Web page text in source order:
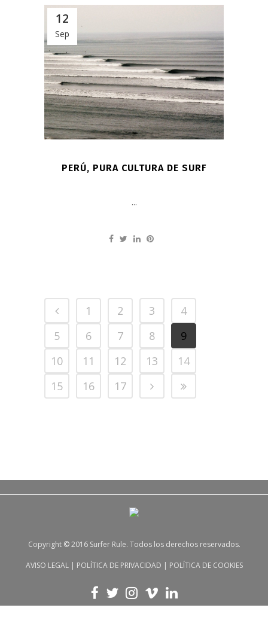
12
Sep
PERÚ, PURA CULTURA DE SURF
...
1 2 3
4
5
6 7 8
9
10
11 12 13
14
15
16 17
Copyright © 2016 Surfer Rule. Todos los derechos reservados.
AVISO LEGAL| POLÍTICA DE PRIVACIDAD | POLÍTICA DE COOKIES